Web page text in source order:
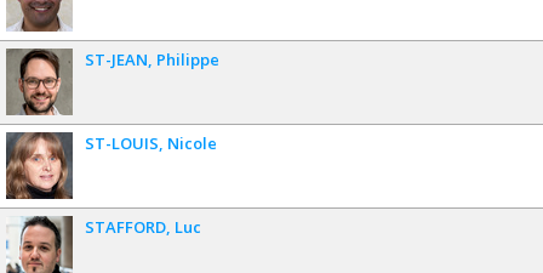
ST-JEAN Philippe
ST-LOUIS Nicole
STAFFORD Luc